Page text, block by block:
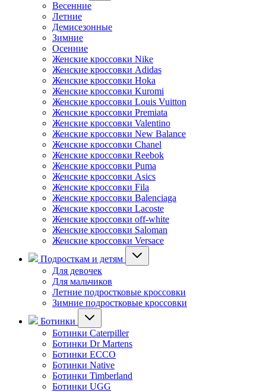
Весенние
Летние
Демисезонные
Зимние
Осенние
Женские кроссовки Nike
Женские кроссовки Adidas
Женские кроссовки Hoka
Женские кроссовки Kuromi
Женские кроссовки Louis Vuitton
Женские кроссовки Premiata
Женские кроссовки Valentino
Женские кроссовки New Balance
Женские кроссовки Chanel
Женские кроссовки Reebok
Женские кроссовки Puma
Женские кроссовки Asics
Женские кроссовки Fila
Женские кроссовки Balenciaga
Женские кроссовки Lacoste
Женские кроссовки off-white
Женские кроссовки Saloman
Женские кроссовки Versace
Подросткам и детям
Для девочек
Для мальчиков
Летние подростковые кроссовки
Зимние подростковые кроссовки
Ботинки
Ботинки Caterpiller
Ботинки Dr Martens
Ботинки ECCO
Ботинки Native
Ботинки Timberland
Ботинки UGG